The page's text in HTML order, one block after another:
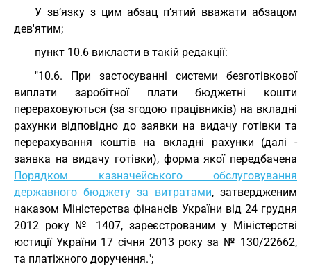
У зв’язку з цим абзац п’ятий вважати абзацом
дев'ятим;
пункт 10.6 викласти в такій редакції:
"10.6. При застосуванні системи безготівкової
виплати заробітної плати бюджетні кошти
перераховуються (за згодою працівників) на вкладні
рахунки відповідно до заявки на видачу готівки та
перерахування коштів на вкладні рахунки (далі -
заявка на видачу готівки), форма якої передбачена
Порядком казначейського обслуговування
державного бюджету за витратами, затвердженим
наказом Міністерства фінансів України від 24 грудня
2012 року № 1407, зареєстрованим у Міністерстві
юстиції України 17 січня 2013 року за № 130/22662,
та платіжного доручення.";